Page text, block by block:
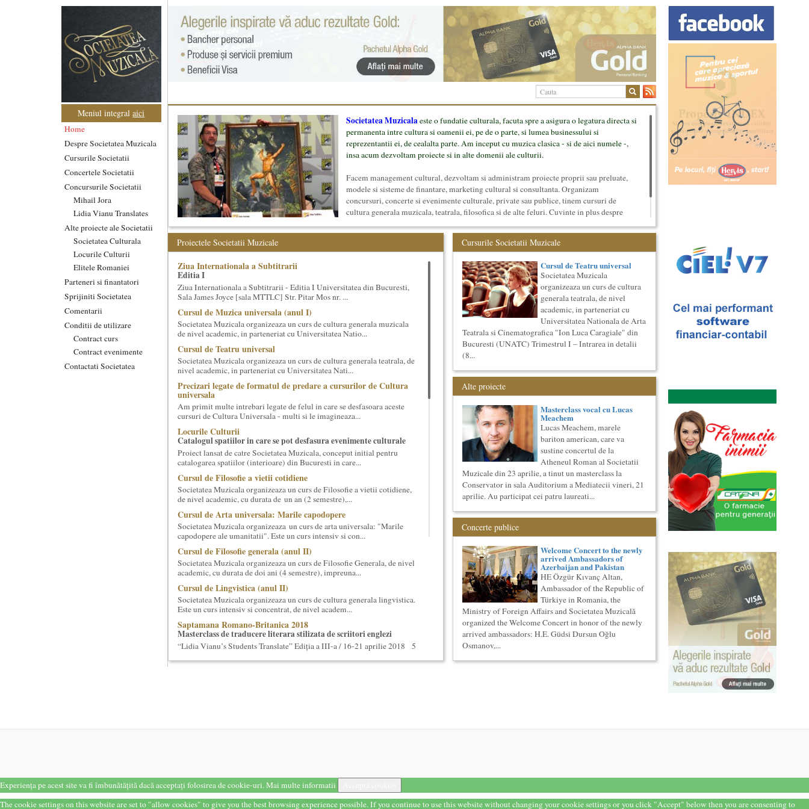
Meniul integralaici
Home
Despre Societatea Muzicala
Cursurile Societatii
Concertele Societatii
Concursurile Societatii
Mihail Jora
Lidia Vianu Translates
Alte proiecte ale Societatii
Societatea Culturala
Locurile Culturii
Elitele Romaniei
Parteneri si finantatori
Sprijiniti Societatea
Comentarii
Conditii de utilizare
Contract curs
Contract evenimente
Contactati Societatea
Societatea Muzicalaeste o fundatie culturala, facuta spre a asigura o legatura directa si
permanenta intre cultura si oamenii ei, pe de o parte, si lumea businessului si
reprezentantii ei, de cealalta parte. Am inceput cu muzica clasica - si de aici numele -,
insa acum dezvoltam proiecte si in alte domenii ale culturii.
Facem management cultural, dezvoltam si administram proiecte proprii sau preluate,
modele si sisteme de finantare, marketing cultural si consultanta. Organizam
concursuri, concerte si evenimente culturale, private sau publice, tinem cursuri de
cultura generala muzicala, teatrala, filosofica si de alte feluri. Cuvinte in plus despre
mai jos.
Proiectele Societatii Muzicale
Ziua Internationala a Subtitrarii
Editia I
Ziua Internationala a Subtitrarii - Editia I Universitatea din Bucuresti,
Sala James Joyce [sala MTTLC] Str. Pitar Mos nr. ...
Cursul de Muzica universala (anul I)
Societatea Muzicala organizeaza un curs de cultura generala muzicala
de nivel academic, in parteneriat cu Universitatea Natio...
Cursul de Teatru universal
Societatea Muzicala organizeaza un curs de cultura generala teatrala, de
nivel academic, in parteneriat cu Universitatea Nati...
Precizari legate de formatul de predare a cursurilor de Cultura
universala
Am primit multe intrebari legate de felul in care se desfasoara aceste
cursuri de Cultura Universala - multi si le imagineaza...
Locurile Culturii
Catalogul spatiilor in care se pot desfasura evenimente culturale
Proiect lansat de catre Societatea Muzicala, conceput initial pentru
catalogarea spatiilor (interioare) din Bucuresti in care...
Cursul de Filosofie a vietii cotidiene
Societatea Muzicala organizeaza un curs de Filosofie a vietii cotidiene,
de nivel academic, cu durata de un an (2 semestre),...
Cursul de Arta universala: Marile capodopere
Societatea Muzicala organizeaza un curs de arta universala: "Marile
capodopere ale umanitatii". Este un curs intensiv si con...
Cursul de Filosofie generala (anul II)
Societatea Muzicala organizeaza un curs de Filosofie Generala, de nivel
academic, cu durata de doi ani (4 semestre), impreuna...
Cursul de Lingvistica (anul II)
Societatea Muzicala organizeaza un curs de cultura generala lingvistica.
Este un curs intensiv si concentrat, de nivel academ...
Saptamana Romano-Britanica 2018
Masterclass de traducere literara stilizata de scriitori englezi
“Lidia Vianu’s Students Translate” Ediția a III-a / 16-21 aprilie 2018 5
academic, cu durata de doi ani (4 semestre), impreuna...
Elitele Romaniei
Anuarul Elitei culturale si stiintifice din Romania
Proiectul lansat de catre Societatea Muzicala, a fost conceput initial ca
Cursurile Societatii Muzicale
Cursul de Teatru universal
Societatea Muzicala
organizeaza un curs de cultura
generala teatrala, de nivel
academic, in parteneriat cu
Universitatea Nationala de Arta
Teatrala si Cinematografica "Ion Luca Caragiale" din
Bucuresti (UNATC) Trimestrul I – Intrarea in detalii
(8...
Alte proiecte
Masterclass vocal cu Lucas
Meachem
Lucas Meachem, marele
bariton american, care va
sustine concertul de la
Atheneul Roman al Societatii
Muzicale din 23 aprilie, a tinut un masterclass la
Conservator in sala Auditorium a Mediatecii vineri, 21
aprilie. Au participat cei patru laureati...
Concerte publice
Welcome Concert to the newly
arrived Ambassadors of
Azerbaijan and Pakistan
HE Özgür Kıvanç Altan,
Ambassador of the Republic of
Türkiye in Romania, the
Ministry of Foreign Affairs and Societatea Muzicală
organized the Welcome Concert in honor of the newly
arrived ambassadors: H.E. Güdsi Dursun Oğlu
Osmanov,...
Experiența pe acest site va fi îmbunătățită dacă acceptați folosirea de cookie-uri.Mai multe informatii
The cookie settings on this website are set to "allow cookies" to give you the best browsing experience possible. If you continue to use this website without changing your cookie settings or you click "Accept" below then you are consenting to